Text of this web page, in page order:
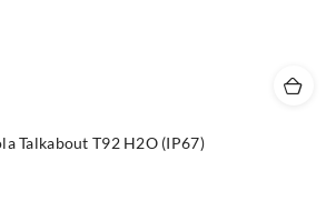
Talkabout T92 H2O (IP67)